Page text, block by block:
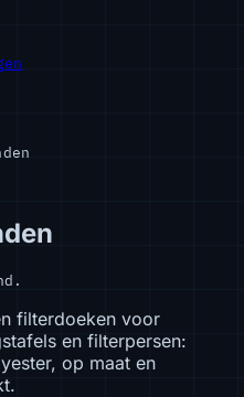
filterdoeken voor
en filterpersen:
op maat en